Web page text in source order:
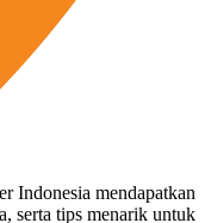
Indonesia mendapatkan
serta tips menarik untuk